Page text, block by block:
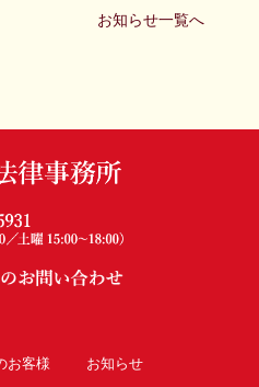
お知らせ一覧へ
お客様 お知らせ